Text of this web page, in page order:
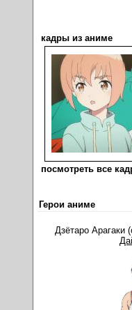
кадры из аниме
посмотреть все
Герои аниме
Дзётаро Арагаки